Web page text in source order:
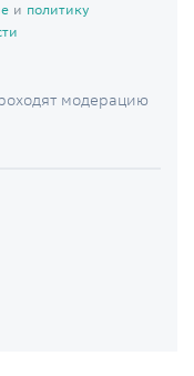
и политику
модерацию